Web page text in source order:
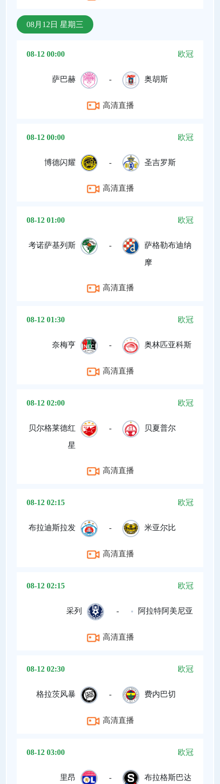
08月12日 星期三
08-12 00:00 欧冠
萨巴赫 - 奥胡斯
高清直播
08-12 00:00 欧冠
博德闪耀 - 圣吉罗斯
高清直播
08-12 01:00 欧冠
考诺萨基列斯 - 萨格勒布迪纳
摩
高清直播
08-12 01:30 欧冠
奈梅亨 - 奥林匹亚科斯
高清直播
08-12 02:00 欧冠
贝尔格莱德红
星
- 贝夏普尔
高清直播
08-12 02:15 欧冠
布拉迪斯拉发 - 米亚尔比
高清直播
08-12 02:15 欧冠
采列 - 阿拉特阿美尼亚
高清直播
08-12 02:30 欧冠
格拉茨风暴 - 费内巴切
高清直播
08-12 03:00 欧冠
里昂 - 布拉格斯巴达